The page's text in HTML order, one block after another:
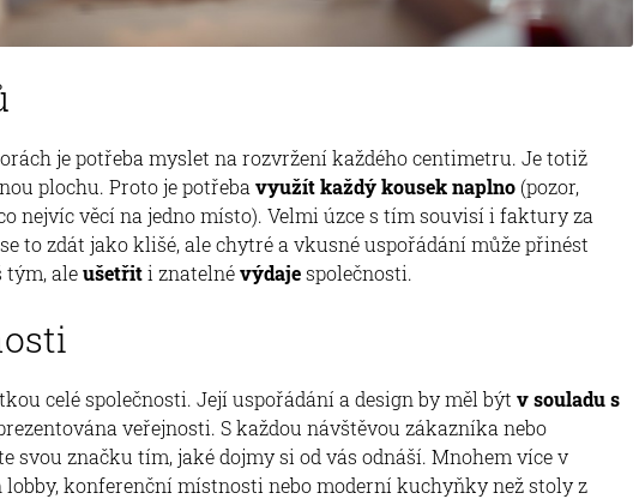
je potřeba myslet na rozvržení každého centimetru. Je totiž
plochu. Proto je potřeba využít každý kousek naplno(pozor,
nejvíc věcí na jedno místo). Velmi úzce s tím souvisí i faktury za
to zdát jako klišé, ale chytré a vkusné uspořádání může přinést
tým, aleušetřiti znatelnévýdajespolečnosti.
celé společnosti. Její uspořádání a design by měl být v souladu s
veřejnosti. S každou návštěvou zákazníka nebo
svou značku tím, jaké dojmy si od vás odnáší. Mnohem více v
konferenční místnosti nebo moderní kuchyňky než stoly z